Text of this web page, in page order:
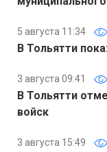
5 августа 11:34
В Тольятти
3 августа 09:41
В Тольятти
войск
3 августа 15:49